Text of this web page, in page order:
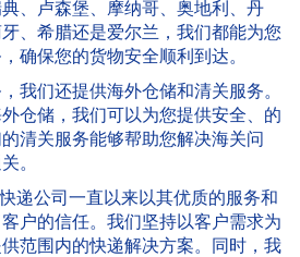
、卢森堡、摩纳哥、奥地利、丹
、希腊还是爱尔兰，我们都能为您
确保您的货物安全顺利到达。
我们还提供海外仓储和清关服务。
仓储，我们可以为您提供安全、的
清关服务能够帮助您解决海关问
。
递公司一直以来以其优质的服务和
户的信任。我们坚持以客户需求为
范围内的快递解决方案。同时，我